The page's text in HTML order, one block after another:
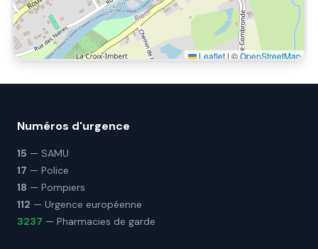
Leaflet | ©OpenStreetMap
Numéros d'urgence
15 — SAMU
17 — Police
18 — Pompiers
112 — Urgence européenne
3237 — Pharmacies de garde